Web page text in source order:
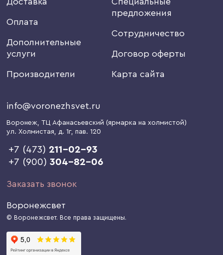
Оплата
Дополнительные
услуги
Производители
предложения
Сотрудничество
Договор оферты
Карта сайта
info@voronezhsvet.ru
Воронеж, ТЦ Афанасьевский (ярмарка на холмистой)
ул. Холмистая, д. 1г, пав. 120
+7 (473) 211-02-93
+7 (900)304-82-06
Заказать звонок
Воронежсвет
© Воронежсвет. Все права защищены.